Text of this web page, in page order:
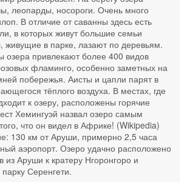
леопарды, носороги. Очень много
В отличие от саванны здесь есть
в которых живут большие семьи
живущие в парке, лазают по деревьям.
привлекают более 400 видов
фламинго, особенно заметных на
побережья. Аисты и цапли парят в
тёплого воздуха. В местах, где
к озеру, расположены горячие
Хемингуэй назвал озеро самым
что он видел в Африке! (Wikipedia)
130 км от Аруши, примерно 2,5 часа
аэропорт. Озеро удачно расположено
из Аруши к кратеру Нгоронгоро и
Серенгети.